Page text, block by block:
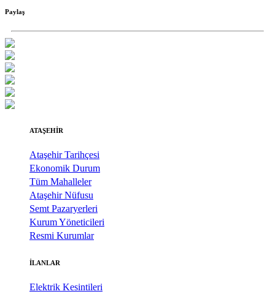
Paylaş
ATAŞEHİR
Ataşehir Tarihçesi
Ekonomik Durum
Tüm Mahalleler
Ataşehir Nüfusu
Semt Pazaryerleri
Kurum Yöneticileri
Resmi Kurumlar
İLANLAR
Elektrik Kesintileri